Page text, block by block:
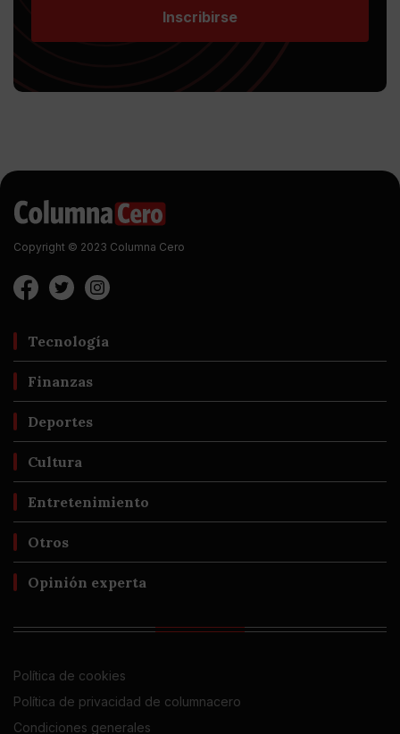
Inscribirse
Copyright © 2023 Columna Cero
Tecnología
Finanzas
Deportes
Cultura
Entretenimiento
Otros
Opinión experta
Política de cookies
Política de privacidad de columnacero
Condiciones generales